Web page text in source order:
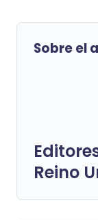
Sobre el
Reino